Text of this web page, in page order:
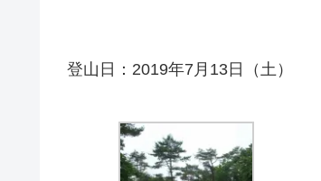
登山日：2019年7月13日（土）